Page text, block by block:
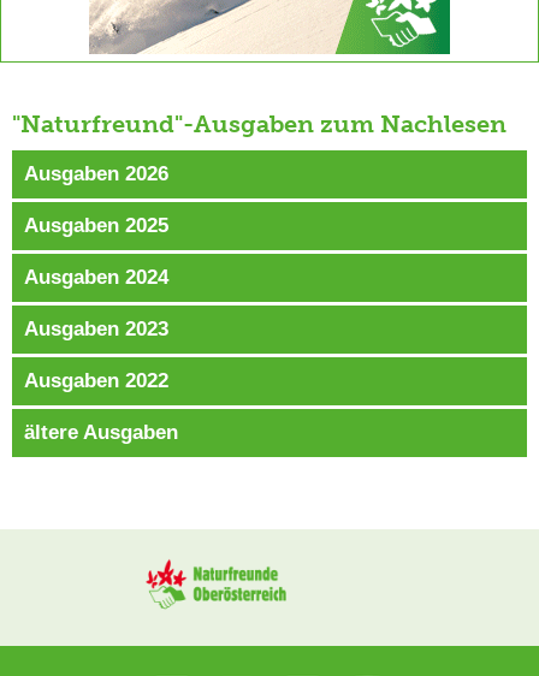
"Naturfreund"-Ausgaben zum Nachlesen
Ausgaben 2026
Ausgaben 2025
Ausgaben 2024
Ausgaben 2023
Ausgaben 2022
ältere Ausgaben